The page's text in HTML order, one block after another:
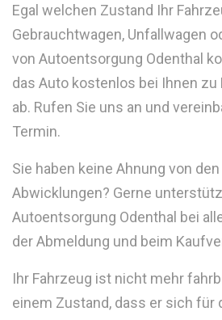
Egal welchen Zustand Ihr
Gebrauchtwagen, Unfallwagen
von Autoentsorgung Odenthal
das Auto kostenlos bei Ihnen zu
ab. Rufen Sie uns an und
Termin.
Sie haben keine Ahnung von
Abwicklungen? Gerne
Autoentsorgung Odenthal bei
der Abmeldung und beim
Ihr Fahrzeug ist nicht mehr
einem Zustand, dass er sich für